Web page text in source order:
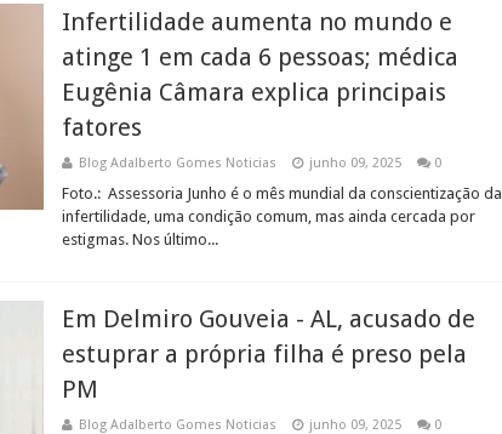
Infertilidade aumenta no mundo e
atinge 1 em cada 6 pessoas; médica
Eugênia Câmara explica principais
fatores
Blog Adalberto Gomes Noticias junho 09, 2025 0
Foto.: Assessoria Junho é o mês mundial da conscientização da
infertilidade, uma condição comum, mas ainda cercada por
estigmas. Nos último...
Em Delmiro Gouveia - AL, acusado de
estuprar a própria filha é preso pela
PM
Blog Adalberto Gomes Noticias junho 09, 2025 0